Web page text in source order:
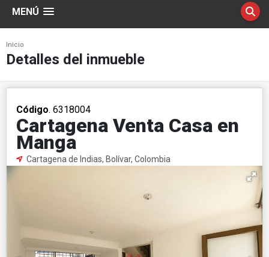
MENÚ
Inicio
Detalles del inmueble
Código. 6318004
Cartagena Venta Casa en
Manga
Cartagena de Indias, Bolívar, Colombia